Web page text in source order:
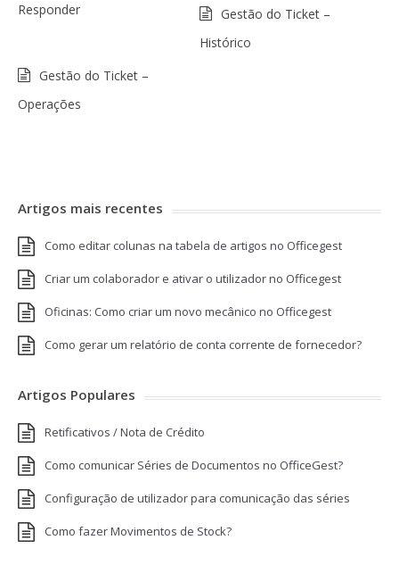
Responder
Gestão do Ticket –
Histórico
Gestão do Ticket –
Operações
Artigos mais recentes
Como editar colunas na tabela de artigos no Officegest
Criar um colaborador e ativar o utilizador no Officegest
Oficinas: Como criar um novo mecânico no Officegest
Como gerar um relatório de conta corrente de fornecedor?
Artigos Populares
Retificativos / Nota de Crédito
Como comunicar Séries de Documentos no OfficeGest?
Configuração de utilizador para comunicação das séries
Como fazer Movimentos de Stock?